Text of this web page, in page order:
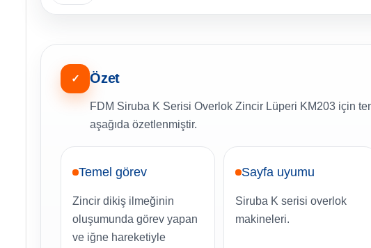
✓ Özet
FDM Siruba K Serisi Overlok Zincir Lüperi KM203 için
aşağıda özetlenmiştir.
Temel görev
Zincir dikiş ilmeğinin
oluşumunda görev yapan
ve iğne hareketiyle
Sayfa uyumu
Siruba K serisi overlok
makineleri.